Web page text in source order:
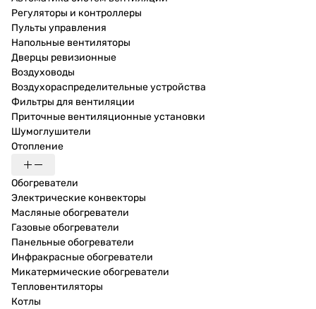
Регуляторы и контроллеры
Пульты управления
Напольные вентиляторы
Дверцы ревизионные
Воздуховоды
Воздухораспределительные устройства
Фильтры для вентиляции
Приточные вентиляционные установки
Шумоглушители
Отопление
Обогреватели
Электрические конвекторы
Масляные обогреватели
Газовые обогреватели
Панельные обогреватели
Инфракрасные обогреватели
Микатермические обогреватели
Тепловентиляторы
Котлы